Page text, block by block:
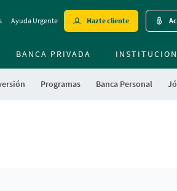
to
contentt
Ayuda Urgente Hazte cliente
Programas Banca Personal
BANCA PRIVADA